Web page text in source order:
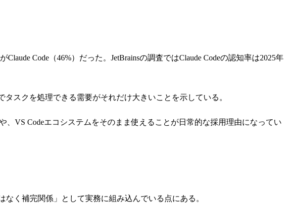
Code（46%）だった。JetBrainsの調査ではClaude Codeの認知率は2025年
スクを処理できる需要がそれだけ大きいことを示している。
、VS Codeエコシステムをそのまま使えることが日常的な採用理由になってい
く補完関係」として実務に組み込んでいる点にある。